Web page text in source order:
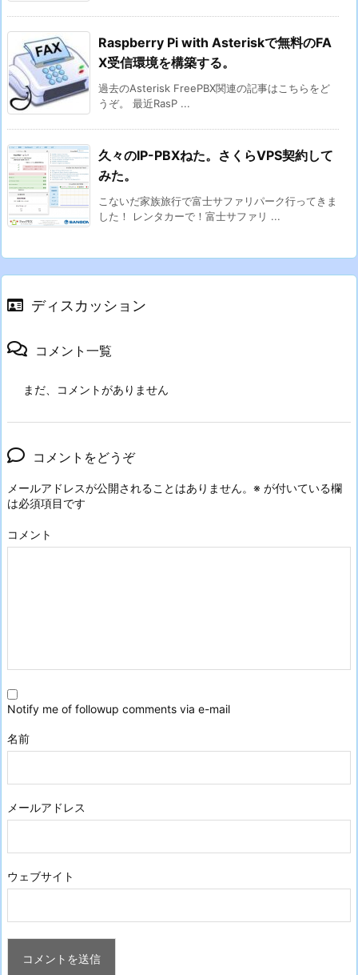
Raspberry Pi with Asteriskで無料のFA
X受信環境を構築する。
過去のAsterisk FreePBX関連の記事はこちらをど
うぞ。 最近RasP ...
久々のIP-PBXねた。さくらVPS契約して
みた。
こないだ家族旅行で富士サファリパーク行ってきま
した！ レンタカーで！富士サファリ ...
ディスカッション
コメント一覧
まだ、コメントがありません
コメントをどうぞ
メールアドレスが公開されることはありません。 ※ が付いている欄
は必須項目です
コメント
Notify me of followup comments via e-mail
名前
メールアドレス
ウェブサイト